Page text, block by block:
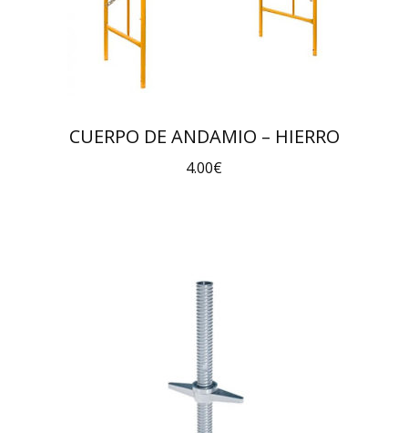
CUERPO DE ANDAMIO – HIERRO
4.00€